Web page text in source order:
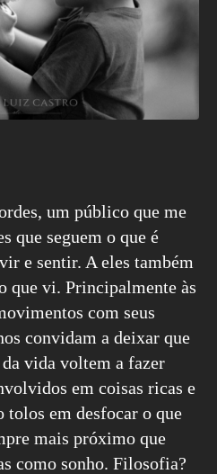
um público que me
que seguem o que é
e sentir. A eles também
que vi. Principalmente às
com seus
convidam a deixar que
vida voltem a fazer
em coisas ricas e
tolos em desfocar o que
mais próximo que
como sonho. Filosofia?